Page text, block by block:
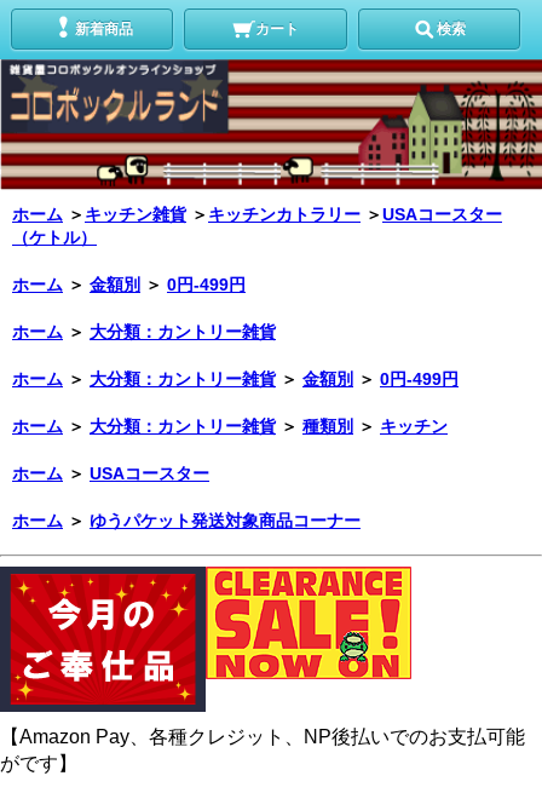
新着商品 カート 検索
ホーム ＞ キッチン雑貨 ＞ キッチンカトラリー ＞USAコースター
（ケトル）
ホーム ＞ 金額別 ＞ 0円-499円
ホーム ＞ 大分類：カントリー雑貨
ホーム ＞ 大分類：カントリー雑貨 ＞ 金額別 ＞ 0円-499円
ホーム ＞ 大分類：カントリー雑貨 ＞ 種類別 ＞ キッチン
ホーム ＞ USAコースター
ホーム ＞ ゆうパケット発送対象商品コーナー
【Amazon Pay、各種クレジット、NP後払いでのお支払可能
がです】